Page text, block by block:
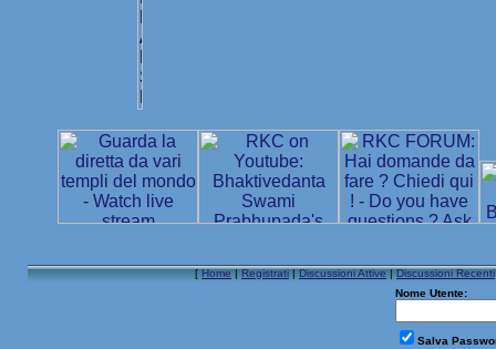
[Home|Registrati|Discussioni Attive|Discussioni Recenti
Nome Utente:
Salva